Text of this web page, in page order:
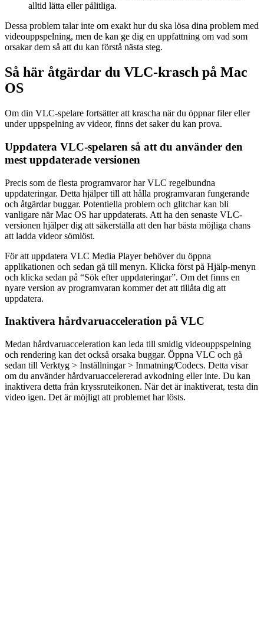
alltid lätta eller pålitliga.
Dessa problem talar inte om exakt hur du ska lösa dina problem med
videouppspelning, men de kan ge dig en uppfattning om vad som
orsakar dem så att du kan förstå nästa steg.
Så här åtgärdar du VLC-krasch på Mac
OS
Om din VLC-spelare fortsätter att krascha när du öppnar filer eller
under uppspelning av videor, finns det saker du kan prova.
Uppdatera VLC-spelaren så att du använder den
mest uppdaterade versionen
Precis som de flesta programvaror har VLC regelbundna
uppdateringar. Detta hjälper till att hålla programvaran fungerande
och åtgärdar buggar. Potentiella problem och glitchar kan bli
vanligare när Mac OS har uppdaterats. Att ha den senaste VLC-
versionen hjälper dig att säkerställa att den har bästa möjliga chans
att ladda videor sömlöst.
För att uppdatera VLC Media Player behöver du öppna
applikationen och sedan gå till menyn. Klicka först på Hjälp-menyn
och klicka sedan på “Sök efter uppdateringar”. Om det finns en
nyare version av programvaran kommer det att tillåta dig att
uppdatera.
Inaktivera hårdvaruacceleration på VLC
Medan hårdvaruacceleration kan leda till smidig videouppspelning
och rendering kan det också orsaka buggar. Öppna VLC och gå
sedan till Verktyg > Inställningar > Inmatning/Codecs. Detta visar
om du använder hårdvaruaccelererad avkodning eller inte. Du kan
inaktivera detta från kryssruteikonen. När det är inaktiverat, testa din
video igen. Det är möjligt att problemet har lösts.